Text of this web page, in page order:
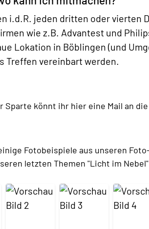
i.d.R. jeden dritten oder vierten
wie z.B. Advantest und
Lokation in Böblingen (und
Treffen vereinbart werden.
Sparte könnt ihr hier eine Mail an die
Fotobeispiele aus unseren
letzten Themen "Licht im